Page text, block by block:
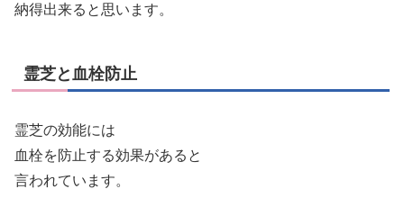
納得出来ると思います。
霊芝と血栓防止
霊芝の効能には
血栓を防止する効果があると
言われています。